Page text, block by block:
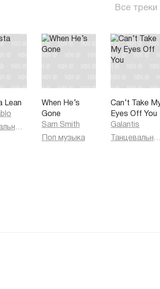
Все треки
Lean
When He’s
Gone
Sam Smith
Поп музыка
Can’t Take
Eyes Off You
Galantis